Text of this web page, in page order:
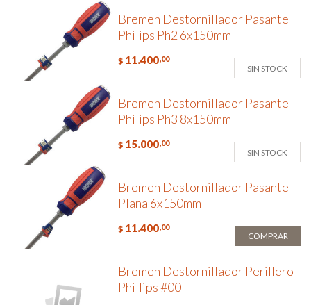
Bremen Destornillador Pasante
Philips Ph2 6x150mm
$ 11.400,00
SIN STOCK
Bremen Destornillador Pasante
Philips Ph3 8x150mm
$ 15.000,00
SIN STOCK
Bremen Destornillador Pasante
Plana 6x150mm
$ 11.400,00
COMPRAR
Bremen Destornillador Perillero
Phillips #00